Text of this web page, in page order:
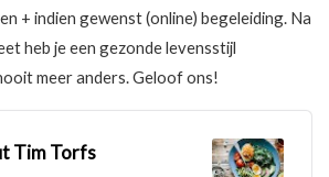
+ indien gewenst (online) begeleiding. Na
heb je een gezonde levensstijl
meer anders. Geloof ons!
Tim Torfs